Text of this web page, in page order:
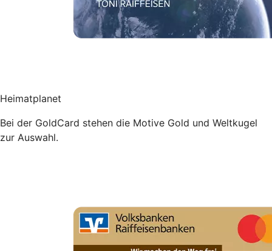
Heimatplanet
Bei der GoldCard stehen die Motive Gold und Weltkugel
zur Auswahl.